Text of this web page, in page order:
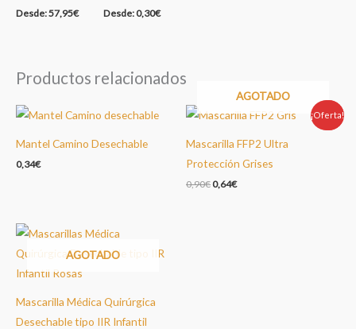
Desde:57,95€ Desde:0,30€
Productos relacionados
Mantel Camino Desechable
0,34€
Oferta!
¡Oferta!
AGOTADO
Mascarilla FFP2 Ultra
Protección Grises
0,90€El
0,64€El
AGOTADO
Mascarilla Médica Quirúrgica
Desechable tipo IIR Infantil